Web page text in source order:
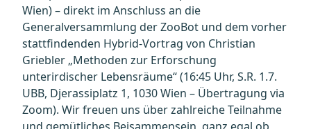
Wien) – direkt im Anschluss an die
Generalversammlung der ZooBot und dem vorher
stattfindenden Hybrid-Vortrag von Christian
Griebler „Methoden zur Erforschung
unterirdischer Lebensräume“ (16:45 Uhr, S.R. 1.7.
UBB, Djerassiplatz 1, 1030 Wien – Übertragung via
Zoom). Wir freuen uns über zahlreiche Teilnahme